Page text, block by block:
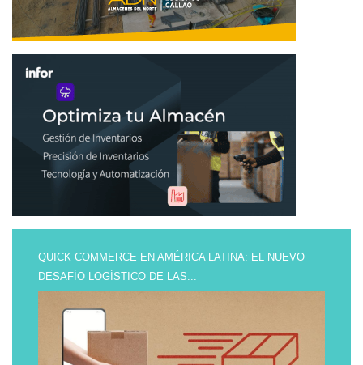
QUICK COMMERCE EN AMÉRICA LATINA: EL NUEVO